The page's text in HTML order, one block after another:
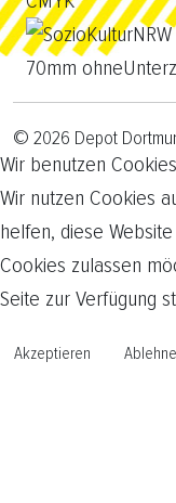
© 2026 Depot
Wir benutzen Cookies
Wir nutzen Cookies
helfen, diese
Cookies zulassen
Seite zur Verfügung
Akzeptieren